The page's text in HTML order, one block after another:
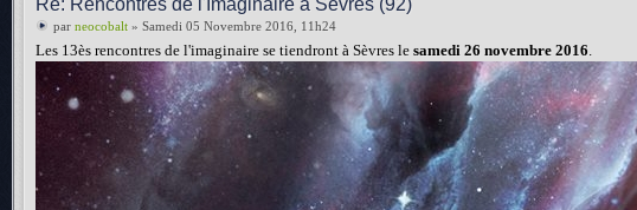
Re: Rencontres de l'Imaginaire à Sèvres (92)
par neocobalt » Samedi 05 Novembre 2016, 11h24
Les 13ès rencontres de l'imaginaire se tiendront à Sèvres le samedi 26 novembre 2016.